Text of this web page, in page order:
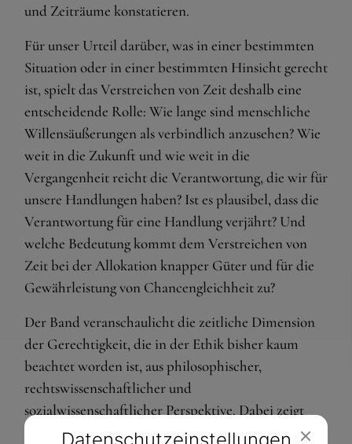
und Zeiträume konstatieren.
Für unser Urteil darüber, was in einer bestimmten
Situation oder in einer bestimmten Hinsicht gerecht
ist, spielt das Verstreichen von Zeit deshalb eine
entscheidende Rolle: Wie lange sind menschliche
Willensäußerungen als verbindlich anzusehen? Wie
weit in die Zukunft und wie weit in die
Vergangenheit reicht die Verantwortung, die wir für
unsere Handlungen haben? Ist es plausibel, dass die
Verantwortung für eine Handlung verjährt? Und
welche Bedeutung kommt dem Verstreichen von
Zeit bei der Allokation knapper Güter und für die
Gewährleistung von Chancengleichheit zu?
Der Band veranschaulicht die zeitliche Dimension
der Gerechtigkeit, die in der Ethik bisher kaum
beachtet worden ist, aus philosophischer,
rechtswissenschaftlicher und
sozialwissenschaftlicher Perspektive. Dabei zeigt
sich, dass jede Theorie gerechter Verteilung dem
Datenschutz­einstellungen